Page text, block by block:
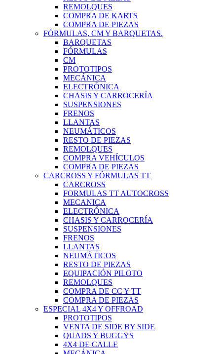
REMOLQUES
COMPRA DE KARTS
COMPRA DE PIEZAS
FÓRMULAS, CM Y BARQUETAS.
BARQUETAS
FÓRMULAS
CM
PROTOTIPOS
MECÁNICA
ELECTRÓNICA
CHASIS Y CARROCERÍA
SUSPENSIONES
FRENOS
LLANTAS
NEUMÁTICOS
RESTO DE PIEZAS
REMOLQUES
COMPRA VEHÍCULOS
COMPRA DE PIEZAS
CARCROSS Y FÓRMULAS TT
CARCROSS
FORMULAS TT AUTOCROSS
MECANICA
ELECTRÓNICA
CHASIS Y CARROCERÍA
SUSPENSIONES
FRENOS
LLANTAS
NEUMÁTICOS
RESTO DE PIEZAS
EQUIPACIÓN PILOTO
REMOLQUES
COMPRA DE CC Y TT
COMPRA DE PIEZAS
ESPECIAL 4X4 Y OFFROAD
PROTOTIPOS
VENTA DE SIDE BY SIDE
QUADS Y BUGGYS
4X4 DE CALLE